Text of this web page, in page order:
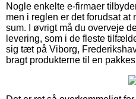
Nogle enkelte e-firmaer
men i reglen er det forudsat at
sum. I øvrigt må du overveje
levering, som i de fleste
sig tæt på Viborg,
bragt produkterne til en